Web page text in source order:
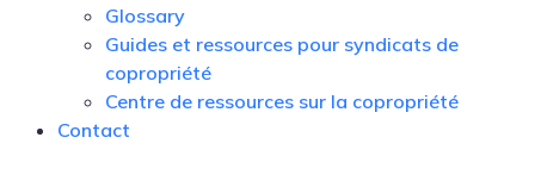
Glossary
Guides et ressources pour syndicats de
copropriété
Centre de ressources sur la copropriété
Contact